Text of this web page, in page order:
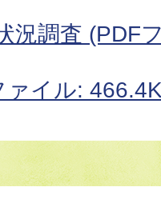
況調査 (PDF
ァイル: